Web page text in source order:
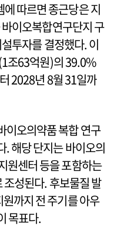
따르면 종근당은 지
이오복합연구단지 구
투자를 결정했다. 이
조63억원)의 39.0%
2028년 8월 31일까
이오의약품 복합 연구
. 해당 단지는 바이오의
원센터 등을 포함하는
성된다. 후보물질 발
까지 전 주기를 아우
목표다.